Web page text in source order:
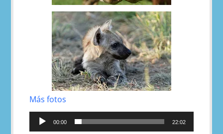
Más fotos
Reproductor
00:00 22:02